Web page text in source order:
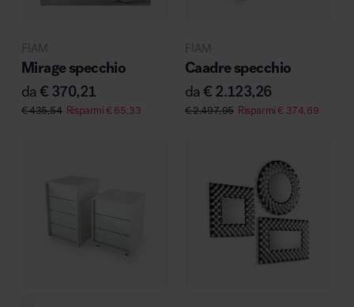
FIAM
Mirage specchio
da€ 370,21
€435,54 Risparmi€65,33
FIAM
Caadre specchio
da€ 2.123,26
€2.497,95 Risparmi€ 374,69